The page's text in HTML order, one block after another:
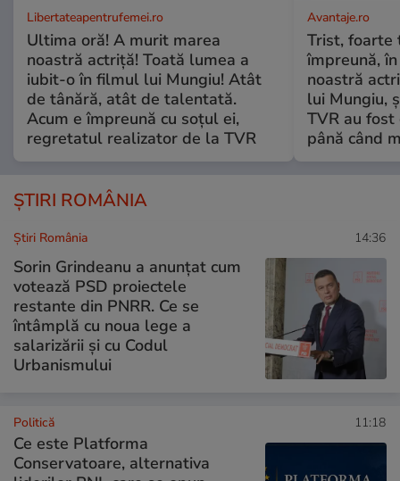
Libertateapentrufemei.ro
Ultima oră! A murit marea
noastră actriță! Toată lumea a
iubit-o în filmul lui Mungiu! Atât
de tânără, atât de talentată.
Acum e împreună cu soțul ei,
regretatul realizator de la TVR
Avantaje.ro
Trist, foarte
împreună,
noastră
lui Mungiu,
TVR au
până când
ȘTIRI ROMÂNIA
Știri România 14:36
Sorin Grindeanu a anunțat cum
votează PSD proiectele
restante din PNRR. Ce se
întâmplă cu noua lege a
salarizării și cu Codul
Urbanismului
Politică 11:18
Ce este Platforma
Conservatoare, alternativa